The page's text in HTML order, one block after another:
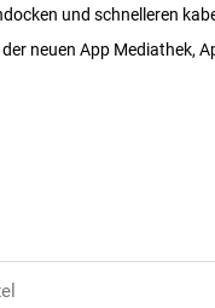
und schnelleren
neuen App Mediathek,